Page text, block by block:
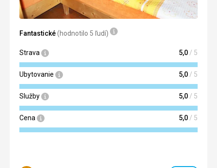
Fantastické(hodnotilo 5 ľudí)
Strava 5,0 / 5
Ubytovanie 5,0 / 5
Služby 5,0 / 5
Cena 5,0 / 5